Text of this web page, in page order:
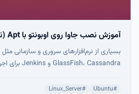
آموزش نصب جاوا روی اوبونتو با Apt (نصب JRE و JDK)
#
Ubuntu
#
Linux_Server